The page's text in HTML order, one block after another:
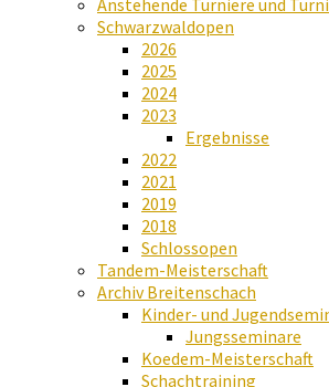
Anstehende Turniere und
Schwarzwaldopen
2026
2025
2024
2023
Ergebnisse
2022
2021
2019
2018
Schlossopen
Tandem-Meisterschaft
Archiv Breitenschach
Kinder- und
Jungsseminare
Koedem-Meisterschaft
Schachtraining